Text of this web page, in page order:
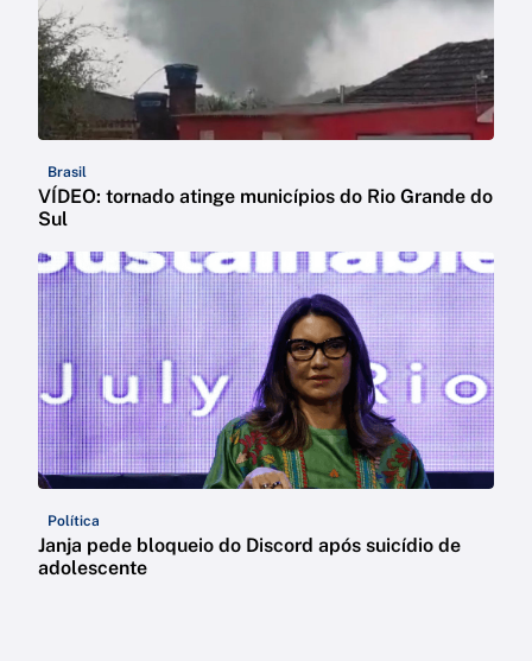
Brasil
VÍDEO: tornado atinge municípios do Rio Grande do
Sul
Política
Janja pede bloqueio do Discord após suicídio de
adolescente